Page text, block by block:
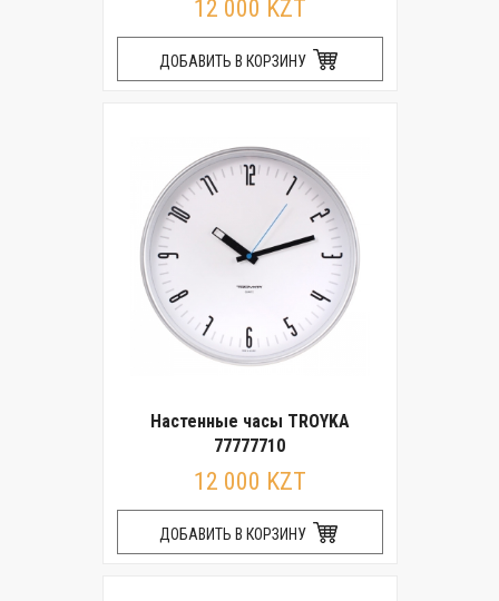
12 000 KZT
ДОБАВИТЬ В КОРЗИНУ
Настенные часы TROYKA
77777710
12 000 KZT
ДОБАВИТЬ В КОРЗИНУ